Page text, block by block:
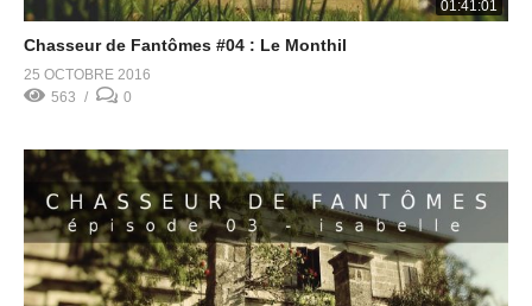
01:41:01
Chasseur de Fantômes #04 : Le Monthil
25 OCTOBRE 2016
563
0